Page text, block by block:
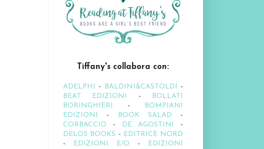
Tiffany's collabora con:
ADELPHI - BALDINI&CASTOLDI -
BEAT EDIZIONI
- BOLLATI
BORINGHIERI - BOMPIANI
EDIZIONI
- BOOK SALAD -
CORBACCIO - DE AGOSTINI
-
DELOS BOOKS - EDITRICE NORD
- EDIZIONI E/O - EDIZIONI